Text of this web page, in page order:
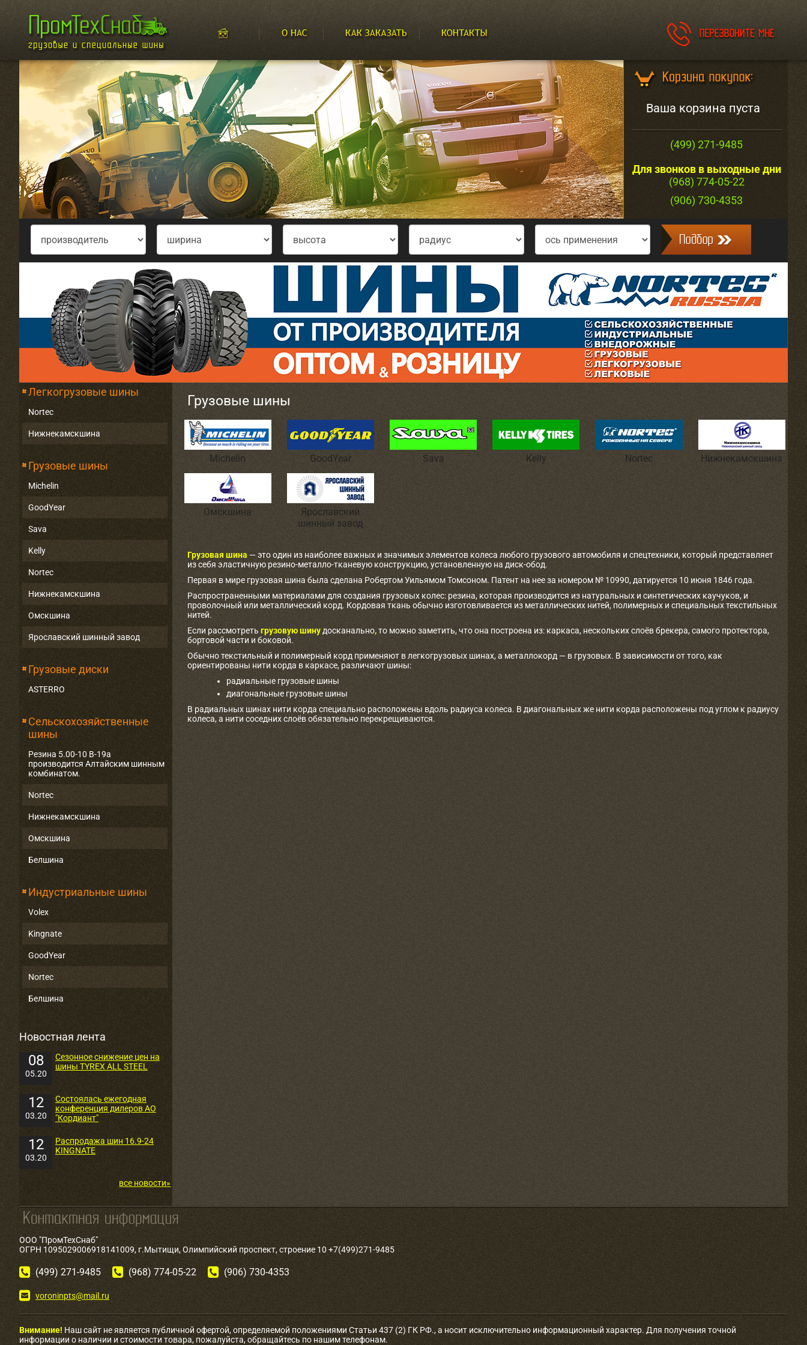
Ваша корзина пуста
(499) 271-9485
Для звонков в выходные дни
(968) 774-05-22
(906) 730-4353
Легкогрузовые шины
Nortec
Нижнекамскшина
Грузовые шины
Michelin
GoodYear
Sava
Kelly
Nortec
Нижнекамскшина
Омскшина
Ярославский шинный завод
Грузовые диски
ASTERRO
Сельскохозяйственные
шины
Резина 5.00-10 В-19а
производится Алтайским шинным
комбинатом.
Nortec
Нижнекамскшина
Омскшина
Белшина
Индустриальные шины
Volex
Kingnate
GoodYear
Nortec
Белшина
Новостная лента
08
05.20
Сезонное снижение цен на
шины TYREX ALL STEEL
12
03.20
Состоялась ежегодная
конференция дилеров АО
"Кордиант"
12
03.20
Распродажа шин 16.9-24
KINGNATE
все новости»
Грузовые шины
Michelin GoodYear Sava Kelly Nortec Нижнекамскшина
Омскшина
Ярославский
шинный завод
Грузовая шина — это один из наиболее важных и значимых элементов колеса любого грузового автомобиля и спецтехники, который представляет
из себя эластичную резино-металло-тканевую конструкцию, установленную на диск-обод.
Первая в мире грузовая шина была сделана Робертом Уильямом Томсоном. Патент на нее за номером № 10990, датируется 10 июня 1846 года.
Распространенными материалами для создания грузовых колес: резина, которая производится из натуральных и синтетических каучуков, и
проволочный или металлический корд. Кордовая ткань обычно изготовливается из металлических нитей, полимерных и специальных текстильных
нитей.
Если рассмотреть грузовую шину досканально,то можно заметить, что она построена из: каркаса, нескольких слоёв брекера, самого протектора,
бортовой части и боковой.
Обычно текстильный и полимерный корд применяют в легкогрузовых шинах, а металлокорд — в грузовых. В зависимости от того, как
ориентированы нити корда в каркасе, различают шины:
радиальные грузовые шины
диагональные грузовые шины
В радиальных шинах нити корда специально расположены вдоль радиуса колеса. В диагональных же нити корда расположены под углом к радиусу
колеса, а нити соседних слоёв обязательно перекрещиваются.
ООО "ПромТехСнаб"
ОГРН 1095029006918141009, г.Мытищи, Олимпийский проспект, строение 10 +7(499)271-9485
(499) 271-9485 (968) 774-05-22 (906) 730-4353
voroninpts@mail.ru
Внимание! Наш сайт не является публичной офертой, определяемой положениями Статьи 437 (2) ГК РФ., а носит исключительно информационный характер. Для получения точной
информации о наличии и стоимости товара, пожалуйста, обращайтесь по нашим телефонам.